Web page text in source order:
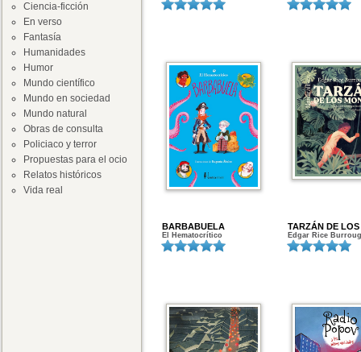
Ciencia-ficción
En verso
Fantasía
Humanidades
Humor
Mundo científico
Mundo en sociedad
Mundo natural
Obras de consulta
Policiaco y terror
Propuestas para el ocio
Relatos históricos
Vida real
BARBABUELA
El Hematocrítico
TARZÁN DE
Edgar Rice